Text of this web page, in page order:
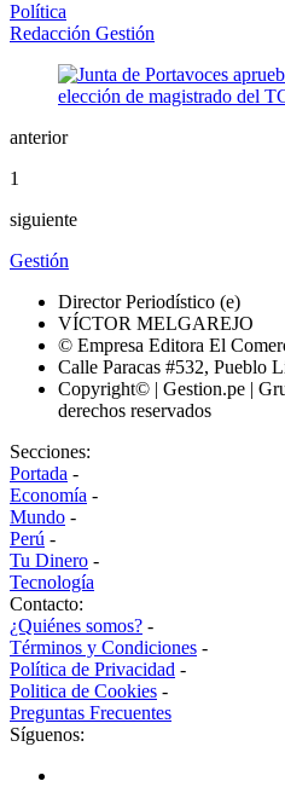
Política
Redacción Gestión
anterior
1
siguiente
Gestión
Director Periodístico (e)
VÍCTOR MELGAREJO
© Empresa Editora El
Calle Paracas #532, Pueblo
Copyright© | Gestion.pe |
derechos reservados
Secciones:
Portada -
Economía -
Mundo -
Perú -
Tu Dinero -
Tecnología
Contacto:
¿Quiénes somos? -
Términos y Condiciones -
Política de Privacidad -
Politica de Cookies -
Preguntas Frecuentes
Síguenos: